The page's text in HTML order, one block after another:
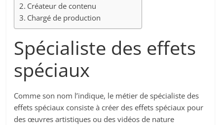
Créateur de contenu
Chargé de production
Spécialiste des effets
spéciaux
Comme son nom l’indique, le métier de spécialiste des
effets spéciaux consiste à créer des effets spéciaux pour
des œuvres artistiques ou des vidéos de nature